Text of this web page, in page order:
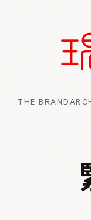
THE BRAND